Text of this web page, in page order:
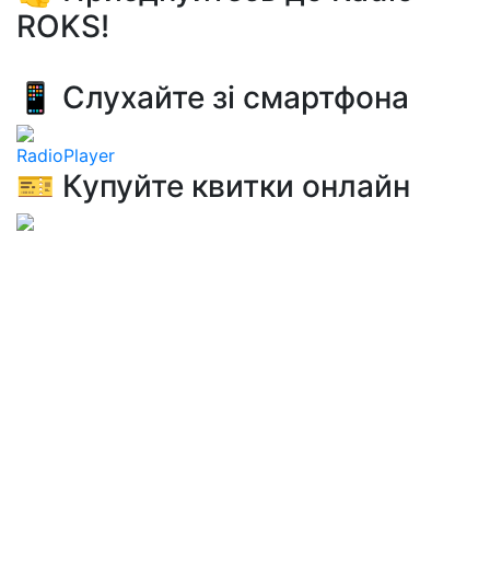
ROKS!
📱 Слухайте зі смартфона
RadioPlayer
🎫 Купуйте квитки онлайн